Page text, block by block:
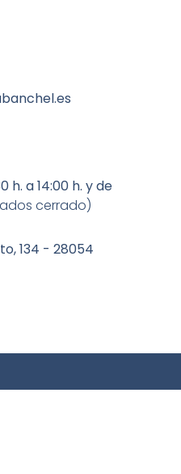
h. a 14:00 h. y de
cerrado)
134 - 28054